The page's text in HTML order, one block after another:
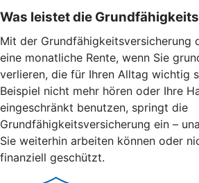
Was leistet die
Mit der Grundfähigkeitsversicherung
eine monatliche Rente, wenn Sie
verlieren, die für Ihren Alltag wichtig
Beispiel nicht mehr hören oder Ihre
eingeschränkt benutzen, springt die
Grundfähigkeitsversicherung ein –
Sie weiterhin arbeiten können oder
finanziell geschützt.